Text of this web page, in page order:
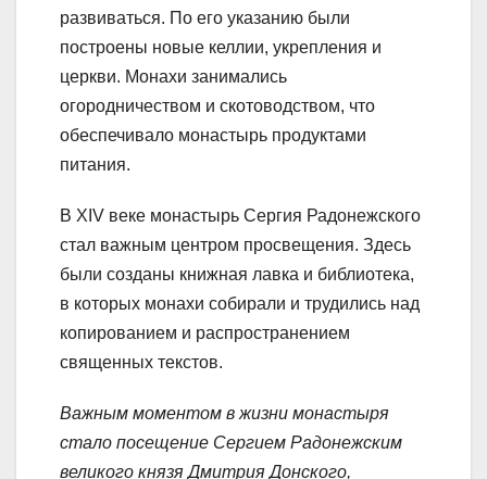
развиваться. По его указанию были
построены новые келлии, укрепления и
церкви. Монахи занимались
огородничеством и скотоводством, что
обеспечивало монастырь продуктами
питания.
В XIV веке монастырь Сергия Радонежского
стал важным центром просвещения. Здесь
были созданы книжная лавка и библиотека,
в которых монахи собирали и трудились над
копированием и распространением
священных текстов.
Важным моментом в жизни монастыря
стало посещение Сергием Радонежским
великого князя Дмитрия Донского,